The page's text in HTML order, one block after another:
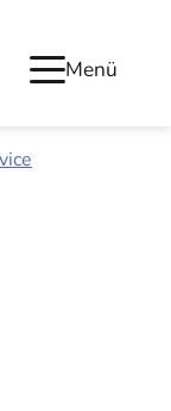
Menü